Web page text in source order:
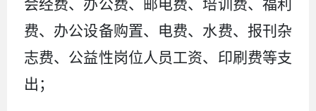
会经费、办公费、
邮电费、培训费、福利
费、办公设备购置、 电费、水费、报刊杂
志费、公益性岗位人员工资、印刷费等支
出；